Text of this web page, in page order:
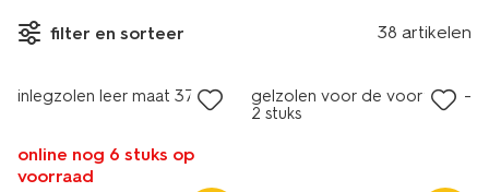
filter en sorteer 38 artikelen
inlegzolen leer maat 37-38
online nog 6 stuks op
voorraad
gelzolen voor de voorvoet -
2 stuks